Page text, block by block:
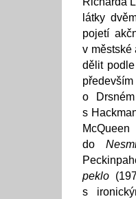
látky
pojetí
v městské
dělit
o
s
do
peklo
s